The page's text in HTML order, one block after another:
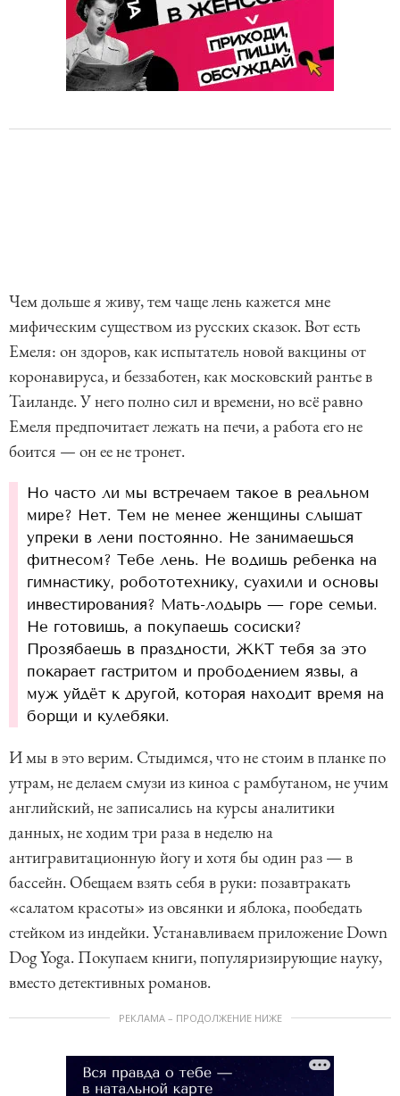
Чем дольше я живу, тем чаще лень кажется мне
мифическим существом из русских сказок. Вот есть
Емеля: он здоров, как испытатель новой вакцины от
коронавируса, и беззаботен, как московский рантье в
Таиланде. У него полно сил и времени, но всё равно
Емеля предпочитает лежать на печи, а работа его не
боится — он ее не тронет.
Но часто ли мы встречаем такое в реальном
мире? Нет. Тем не менее женщины слышат
упреки в лени постоянно. Не занимаешься
фитнесом? Тебе лень. Не водишь ребенка на
гимнастику, робототехнику, суахили и основы
инвестирования? Мать-лодырь — горе семьи.
Не готовишь, а покупаешь сосиски?
Прозябаешь в праздности, ЖКТ тебя за это
покарает гастритом и прободением язвы, а
муж уйдёт к другой, которая находит время на
борщи и кулебяки.
И мы в это верим. Стыдимся, что не стоим в планке по
утрам, не делаем смузи из киноа с рамбутаном, не учим
английский, не записались на курсы аналитики
данных, не ходим три раза в неделю на
антигравитационную йогу и хотя бы один раз — в
бассейн. Обещаем взять себя в руки: позавтракать
«салатом красоты» из овсянки и яблока, пообедать
стейком из индейки. Устанавливаем приложение Down
Dog Yoga. Покупаем книги, популяризирующие науку,
вместо детективных романов.
РЕКЛАМА – ПРОДОЛЖЕНИЕ НИЖЕ